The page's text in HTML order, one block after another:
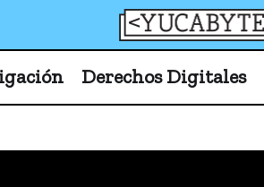
YucaByte
Derechos Digitales